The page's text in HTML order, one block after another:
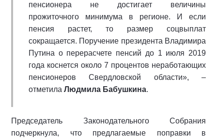
пенсионера не достигает величины
прожиточного минимума в регионе. И если
пенсия растет, то размер соцвыплат
сокращается. Поручение президента Владимира
Путина о перерасчете пенсий до 1 июля 2019
года коснется около 7 процентов неработающих
пенсионеров Свердловской области», –
отметила Людмила Бабушкина.
Председатель Законодательного Собрания
подчеркнула, что предлагаемые поправки в